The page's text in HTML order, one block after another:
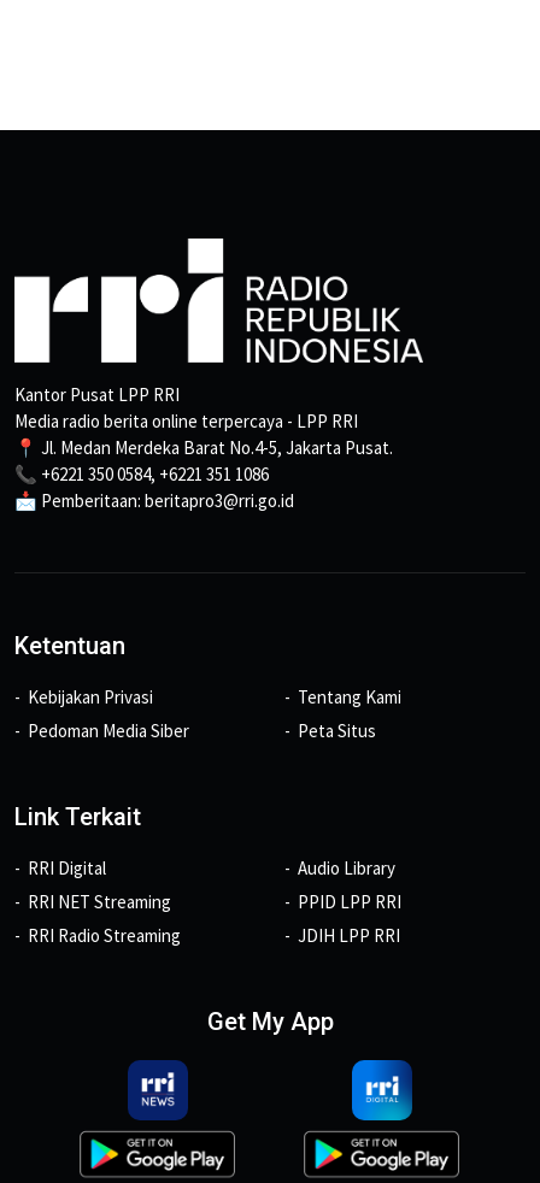
Kantor Pusat LPP RRI
Media radio berita online terpercaya - LPP RRI
📍 Jl. Medan Merdeka Barat No.4-5, Jakarta Pusat.
📞 +6221 350 0584, +6221 351 1086
📩 Pemberitaan: beritapro3@rri.go.id
Ketentuan
Kebijakan Privasi
Pedoman Media Siber
Tentang Kami
Peta Situs
Link Terkait
RRI Digital
RRI NET Streaming
RRI Radio Streaming
Audio Library
PPID LPP RRI
JDIH LPP RRI
Get My App